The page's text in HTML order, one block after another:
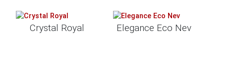
Crystal Royal Elegance Eco Nev